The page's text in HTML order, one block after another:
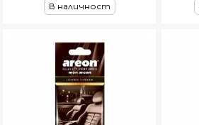
В наличност